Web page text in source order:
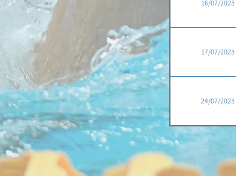
16/07/2023
17/07/2023
24/07/2023